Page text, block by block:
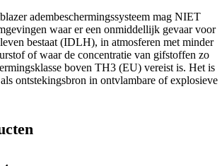
adembeschermingssysteem mag NIET
waar er een onmiddellijk gevaar voor
bestaat (IDLH), in atmosferen met minder
of waar de concentratie van gifstoffen zo
boven TH3 (EU) vereist is. Het is
ontstekingsbron in ontvlambare of explosieve